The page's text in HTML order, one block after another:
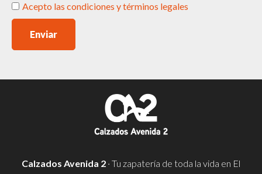
Acepto las condiciones y términos legales
Enviar
Calzados Avenida 2 · Tu zapatería de toda la vida en El